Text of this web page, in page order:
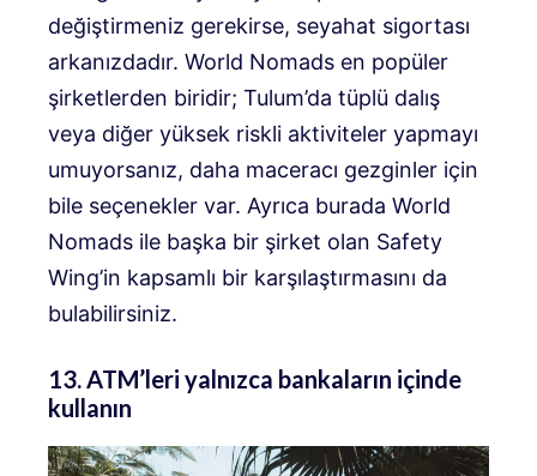
değiştirmeniz gerekirse, seyahat sigortası
arkanızdadır. World Nomads en popüler
şirketlerden biridir; Tulum’da tüplü dalış
veya diğer yüksek riskli aktiviteler yapmayı
umuyorsanız, daha maceracı gezginler için
bile seçenekler var. Ayrıca burada World
Nomads ile başka bir şirket olan Safety
Wing’in kapsamlı bir karşılaştırmasını da
bulabilirsiniz.
13. ATM’leri yalnızca bankaların içinde
kullanın